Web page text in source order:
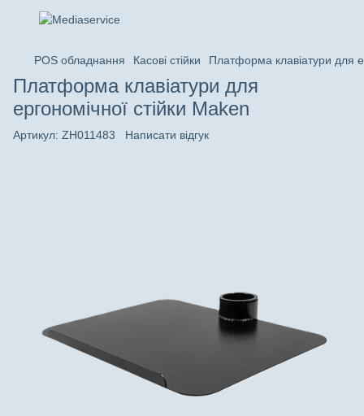
POS обладнання Касові стійки Платформа клавіатури для
Платформа клавіатури для
ергономічної стійки Maken
Артикул: ZH011483 Написати відгук